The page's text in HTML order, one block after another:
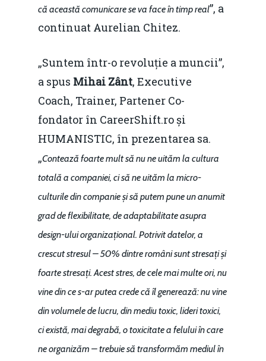
că această comunicare se va face în timp real”, a
continuat Aurelian Chitez.
„Suntem într-o revoluție a muncii”,
a spus Mihai Zânt, Executive
Coach, Trainer, Partener Co-
fondator în CareerShift.ro și
HUMANISTIC, în prezentarea sa.
„Contează foarte mult să nu ne uităm la cultura
totală a companiei, ci să ne uităm la micro-
culturile din companie și să putem pune un anumit
grad de flexibilitate, de adaptabilitate asupra
design-ului organizațional. Potrivit datelor, a
crescut stresul – 50% dintre români sunt stresați și
foarte stresați. Acest stres, de cele mai multe ori, nu
vine din ce s-ar putea crede că îl generează: nu vine
din volumele de lucru, din mediu toxic, lideri toxici,
ci există, mai degrabă, o toxicitate a felului în care
ne organizăm – trebuie să transformăm mediul în
Home
Noutăți
Despre
Evenimente
Foto
Modelul economic
România – orizont
resurselor naturale
Video
Marea Neagră în Noua
economie
EM360 Talk
Contact